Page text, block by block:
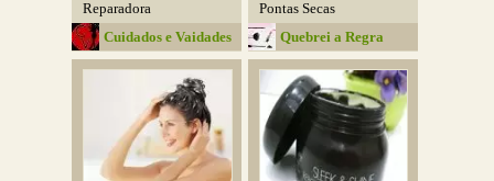
Reparadora
Cuidados e Vaidades
Pontas Secas
Quebrei a Regra